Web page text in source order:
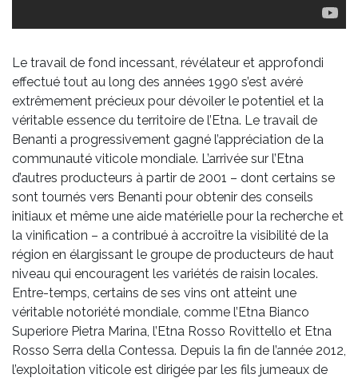
Le travail de fond incessant, révélateur et approfondi
effectué tout au long des années 1990 s’est avéré
extrêmement précieux pour dévoiler le potentiel et la
véritable essence du territoire de l’Etna. Le travail de
Benanti a progressivement gagné l’appréciation de la
communauté viticole mondiale. L’arrivée sur l’Etna
d’autres producteurs à partir de 2001 – dont certains se
sont tournés vers Benanti pour obtenir des conseils
initiaux et même une aide matérielle pour la recherche et
la vinification – a contribué à accroître la visibilité de la
région en élargissant le groupe de producteurs de haut
niveau qui encouragent les variétés de raisin locales.
Entre-temps, certains de ses vins ont atteint une
véritable notoriété mondiale, comme l’Etna Bianco
Superiore Pietra Marina, l’Etna Rosso Rovittello et Etna
Rosso Serra della Contessa. Depuis la fin de l’année 2012,
l’exploitation viticole est dirigée par les fils jumeaux de